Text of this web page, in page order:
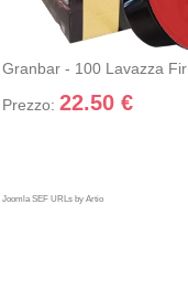
Granbar - 100 Lavazza
Prezzo: 22.50 €
+ Aggiungi nel
carrello
Joomla SEF URLs by Artio